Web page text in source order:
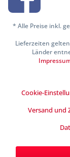
* Alle Preise inkl.
Lieferzeiten
Länder
Cookie-
Versand und